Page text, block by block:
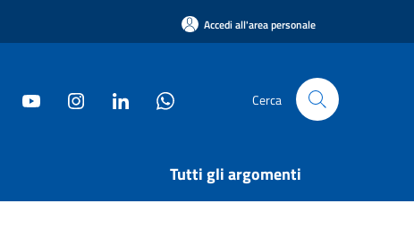
Accedi all'area personale
Cerca
Tutti gli argomenti